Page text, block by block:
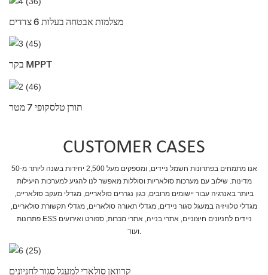
מצלמות אבטחה בעלות 6 צדדים
בקר MPPT
תורן טלסקופי 7 מטר
CUSTOMER CASES
אנו מתמחים בפתרונות חשמל ניידים, ומספקים מעל 2,500 יחידות בשנה ליותר מ-50
מדינות. שילוב עם מערכות סולאריות וסוללות מאפשר לנו להגיע למערכות היעילות
ביותר באנרגיה עבור יישומים מרובים, כגון נגררים סולאריים, מגדלי מעקב סולאריים,
מגדלי טלוויזיה במעגל סגור ניידים, מגדלי תאורה סולאריים, מגדלי תקשורת סולאריים,
פתרונות ESS ניידים לחניונים חיצוניים, אתרי בנייה, אתרי מכרות, ספורט ואירועים
ועוד.
קרוואן סולארי למעגל סגור לחניונים